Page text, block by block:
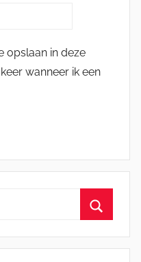
opslaan in deze
wanneer ik een